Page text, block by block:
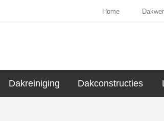
Home
Dakreiniging Dakconstructies